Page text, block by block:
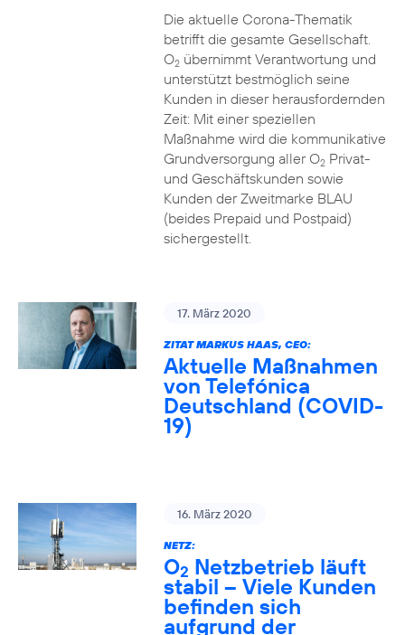
Die aktuelle Corona-Thematik
betrifft die gesamte Gesellschaft.
O2übernimmt Verantwortung und
unterstützt bestmöglich seine
Kunden in dieser herausfordernden
Zeit: Mit einer speziellen
Maßnahme wird die kommunikative
Grundversorgung aller O2Privat-
und Geschäftskunden sowie
Kunden der Zweitmarke BLAU
(beides Prepaid und Postpaid)
sichergestellt.
17. März 2020
ZITAT MARKUS HAAS, CEO:
Aktuelle Maßnahmen
von Telefónica
Deutschland (COVID-
19)
16. März 2020
NETZ:
O2 Netzbetrieb läuft
stabil – Viele Kunden
befinden sich
aufgrund der